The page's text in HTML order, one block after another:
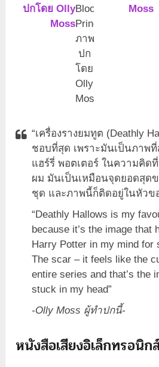
Blood
Prince
ภาพ
ปก
โดย
Olly
Moss
“เครื่องรางยมทูต (Deathly
ชอบที่สุด เพราะมันเป็นภาพ
แฮร์รี่ พอตเตอร์ ในความคิด
ผม มันเป็นเหมือนจุดยอดสุด
ชุด และภาพนี้ก็ติดอยู่ในหัวข
“Deathly Hallows is my
because it’s the image that
Harry Potter in my mind for
The scar – it feels like the
entire series and that’s the
stuck in my head”
-Olly Moss ผู้ทำปกนี้-
หนังสือเสียงอิเล็กทรอนิก